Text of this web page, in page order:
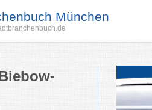
München